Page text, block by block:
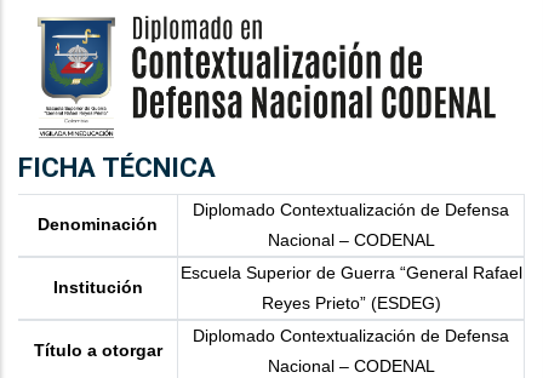
FICHA TÉCNICA
Denominación
Diplomado Contextualización de Defensa
Nacional – CODENAL
Institución
Escuela Superior de Guerra “General Rafael
Reyes Prieto” (ESDEG)
Título a otorgar
Diplomado Contextualización de Defensa
Nacional – CODENAL